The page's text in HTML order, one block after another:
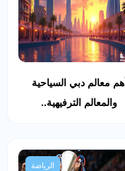
أهم معالم دبي السياحية
والمعالم الترفيهية..
الرياضة